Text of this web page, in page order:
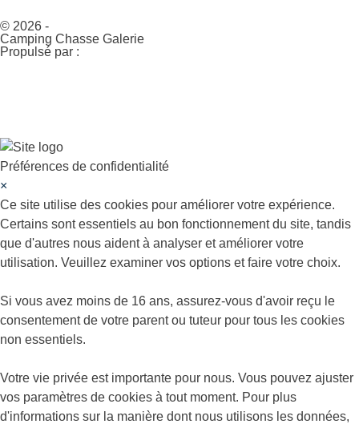
© 2026 -
Camping Chasse Galerie
Propulsé par :
Préférences de confidentialité
×
Ce site utilise des cookies pour améliorer votre expérience.
Certains sont essentiels au bon fonctionnement du site, tandis
que d'autres nous aident à analyser et améliorer votre
utilisation. Veuillez examiner vos options et faire votre choix.
Si vous avez moins de 16 ans, assurez-vous d'avoir reçu le
consentement de votre parent ou tuteur pour tous les cookies
non essentiels.
Votre vie privée est importante pour nous. Vous pouvez ajuster
vos paramètres de cookies à tout moment. Pour plus
d'informations sur la manière dont nous utilisons les données,